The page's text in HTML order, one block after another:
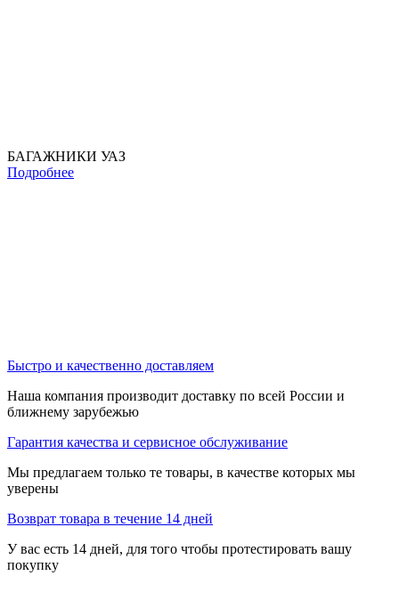
БАГАЖНИКИ УАЗ
Подробнее
Быстро и качественно доставляем
Наша компания производит доставку по всей России и
ближнему зарубежью
Гарантия качества и сервисное обслуживание
Мы предлагаем только те товары, в качестве которых мы
уверены
Возврат товара в течение 14 дней
У вас есть 14 дней, для того чтобы протестировать вашу
покупку